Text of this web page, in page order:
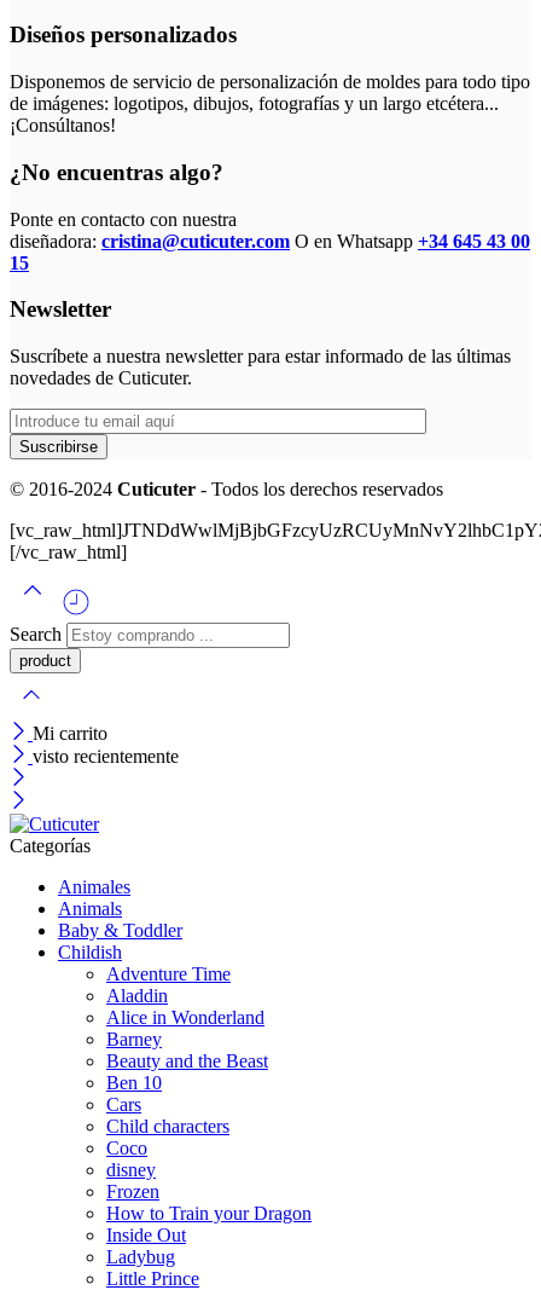
Diseños personalizados
Disponemos de servicio de personalización de moldes para todo tipo
de imágenes: logotipos, dibujos, fotografías y un largo etcétera...
¡Consúltanos!
¿No encuentras algo?
Ponte en contacto con nuestra
diseñadora: cristina@cuticuter.com O en Whatsapp +34 645 43 00
15
Newsletter
Suscríbete a nuestra newsletter para estar informado de las últimas
novedades de Cuticuter.
© 2016-2024 Cuticuter - Todos los derechos reservados
[/vc_raw_html]
Search
Mi carrito
visto recientemente
Categorías
Animales
Animals
Baby & Toddler
Childish
Adventure Time
Aladdin
Alice in Wonderland
Barney
Beauty and the Beast
Ben 10
Cars
Child characters
Coco
disney
Frozen
How to Train your Dragon
Inside Out
Ladybug
Little Prince